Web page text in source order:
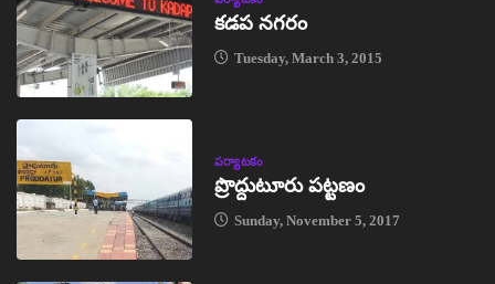
కడప నగరం
Tuesday, March 3, 2015
పర్యాటకం
ప్రొద్దుటూరు పట్టణం
Sunday, November 5, 2017